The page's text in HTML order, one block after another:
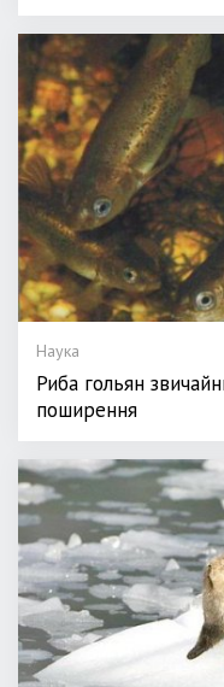
Наука
Риба гольян
поширення